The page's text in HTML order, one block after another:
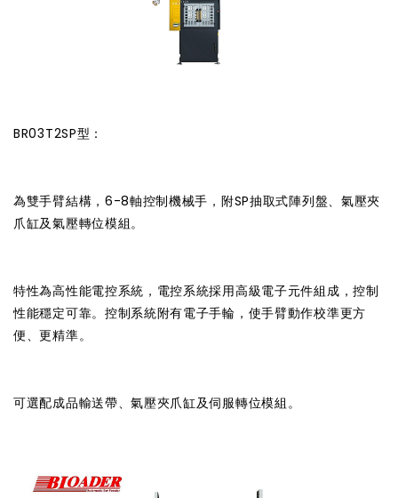
BR03T2SP型：
為雙手臂結構，6-8軸控制機械手，附SP抽取式陣列盤、氣壓夾
爪缸及氣壓轉位模組。
特性為高性能電控系統，電控系統採用高級電子元件組成，控制
性能穩定可靠。控制系統附有電子手輪，使手臂動作校準更方
便、更精準。
可選配成品輸送帶、氣壓夾爪缸及伺服轉位模組。